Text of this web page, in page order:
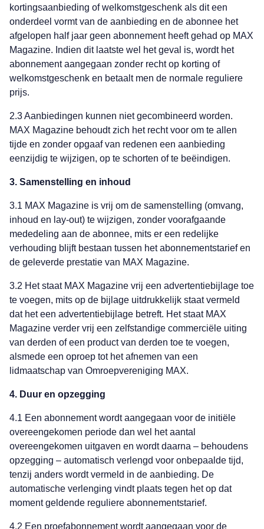
kortingsaanbieding of welkomstgeschenk als dit een
onderdeel vormt van de aanbieding en de abonnee het
afgelopen half jaar geen abonnement heeft gehad op MAX
Magazine. Indien dit laatste wel het geval is, wordt het
abonnement aangegaan zonder recht op korting of
welkomstgeschenk en betaalt men de normale reguliere
prijs.
2.3 Aanbiedingen kunnen niet gecombineerd worden.
MAX Magazine behoudt zich het recht voor om te allen
tijde en zonder opgaaf van redenen een aanbieding
eenzijdig te wijzigen, op te schorten of te beëindigen.
3. Samenstelling en inhoud
3.1 MAX Magazine is vrij om de samenstelling (omvang,
inhoud en lay-out) te wijzigen, zonder voorafgaande
mededeling aan de abonnee, mits er een redelijke
verhouding blijft bestaan tussen het abonnementstarief en
de geleverde prestatie van MAX Magazine.
3.2 Het staat MAX Magazine vrij een advertentiebijlage toe
te voegen, mits op de bijlage uitdrukkelijk staat vermeld
dat het een advertentiebijlage betreft. Het staat MAX
Magazine verder vrij een zelfstandige commerciële uiting
van derden of een product van derden toe te voegen,
alsmede een oproep tot het afnemen van een
lidmaatschap van Omroepvereniging MAX.
4. Duur en opzegging
4.1 Een abonnement wordt aangegaan voor de initiële
overeengekomen periode dan wel het aantal
overeengekomen uitgaven en wordt daarna – behoudens
opzegging – automatisch verlengd voor onbepaalde tijd,
tenzij anders wordt vermeld in de aanbieding. De
automatische verlenging vindt plaats tegen het op dat
moment geldende reguliere abonnementstarief.
4.2 Een proefabonnement wordt aangegaan voor de